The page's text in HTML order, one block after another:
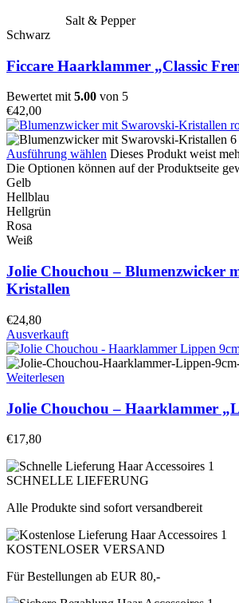
Salt & Pepper
Schwarz
Ficcare Haarklammer „Classic
Bewertet mit 5.00 von 5
€42,00
Ausführung wählen Dieses Produkt weist
Die Optionen können auf der Produktseite
Gelb
Hellblau
Hellgrün
Rosa
Weiß
Jolie Chouchou – Blumenzwicker
Kristallen
€24,80
Ausverkauft
Weiterlesen
Jolie Chouchou – Haarklammer
€17,80
SCHNELLE LIEFERUNG
Alle Produkte sind sofort versandbereit
KOSTENLOSER VERSAND
Für Bestellungen ab EUR 80,-